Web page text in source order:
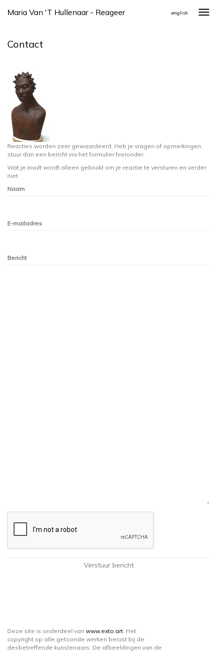
Maria Van 't Hullenaar - Reageer english
Contact
Reacties worden zeer gewaardeerd. Heb je vragen of opmerkingen,
stuur dan een bericht via het formulier hieronder.
Wat je invult wordt alleen gebruikt om je reactie te versturen en verder
niet.
Naam
E-mailadres
Bericht
Deze site is onderdeel van www.exto.art. Het
copyright op alle getoonde werken berust bij de
desbetreffende kunstenaars. De afbeeldingen van de